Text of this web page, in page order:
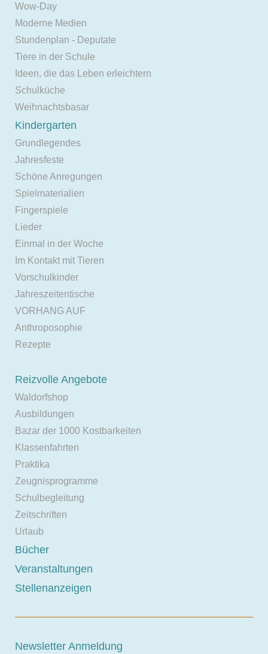
Wow-Day
Moderne Medien
Stundenplan - Deputate
Tiere in der Schule
Ideen, die das Leben erleichtern
Schulküche
Weihnachtsbasar
Kindergarten
Grundlegendes
Jahresfeste
Schöne Anregungen
Spielmaterialien
Fingerspiele
Lieder
Einmal in der Woche
Im Kontakt mit Tieren
Vorschulkinder
Jahreszeitentische
VORHANG AUF
Anthroposophie
Rezepte
Reizvolle Angebote
Waldorfshop
Ausbildungen
Bazar der 1000 Kostbarkeiten
Klassenfahrten
Praktika
Zeugnisprogramme
Schulbegleitung
Zeitschriften
Urlaub
Bücher
Veranstaltungen
Stellenanzeigen
Newsletter Anmeldung